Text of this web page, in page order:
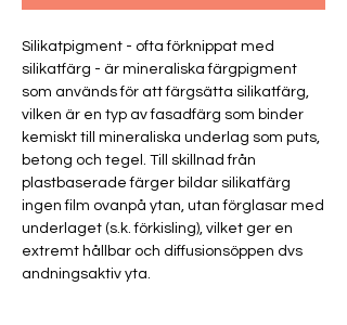
Silikatpigment - ofta förknippat med
silikatfärg - är mineraliska färgpigment
som används för att färgsätta silikatfärg,
vilken är en typ av fasadfärg som binder
kemiskt till mineraliska underlag som puts,
betong och tegel. Till skillnad från
plastbaserade färger bildar silikatfärg
ingen film ovanpå ytan, utan förglasar med
underlaget (s.k. förkisling), vilket ger en
extremt hållbar och diffusionsöppen dvs
andningsaktiv yta.